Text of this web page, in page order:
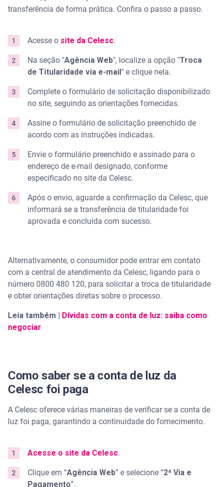
transferência de forma prática. Confira o passo a passo.
Acesse o site da Celesc.
Na seção "Agência Web", localize a opção "Troca
de Titularidade via e-mail " e clique nela.
Complete o formulário de solicitação disponibilizado
no site, seguindo as orientações fornecidas.
Assine o formulário de solicitação preenchido de
acordo com as instruções indicadas.
Envie o formulário preenchido e assinado para o
endereço de e-mail designado, conforme
especificado no site da Celesc.
Após o envio, aguarde a confirmação da Celesc, que
informará se a transferência de titularidade foi
aprovada e concluída com sucesso.
Alternativamente, o consumidor pode entrar em contato
com a central de atendimento da Celesc, ligando para o
número 0800 480 120, para solicitar a troca de titularidade
e obter orientações diretas sobre o processo.
Leia também |
Dívidas com a conta de luz: saiba como
negociar
Como saber se a conta de luz da
Celesc foi paga
A Celesc oferece várias maneiras de verificar se a conta de
luz foi paga, garantindo a continuidade do fornecimento.
Acesse o site da Celesc.
Clique em “Agência Web” e selecione “2ª Via e
Pagamento”.